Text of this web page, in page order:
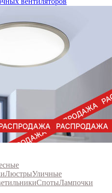
ЛюстрыУличные
СпотыЛампочки